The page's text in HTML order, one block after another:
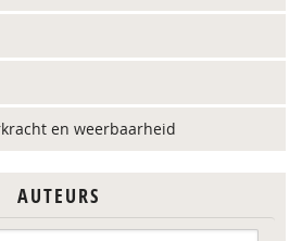
en weerbaarheid
AUTEURS